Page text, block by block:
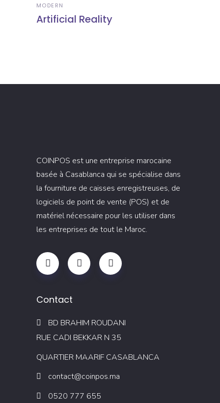
MODERN
Artificial Reality
COINPOS est une entreprise marocaine
basée à Casablanca qui se spécialise dans
la fourniture de caisses enregistreuses, de
logiciels de point de vente (POS) et de
matériel nécessaire pour les utiliser dans
les entreprises de tout le Maroc.
Contact
BD BRAHIM ROUDANI
RUE CADI BEKKAR N 35
QUARTIER MAARIF CASABLANCA
contact@coinpos.ma
0520 777 655